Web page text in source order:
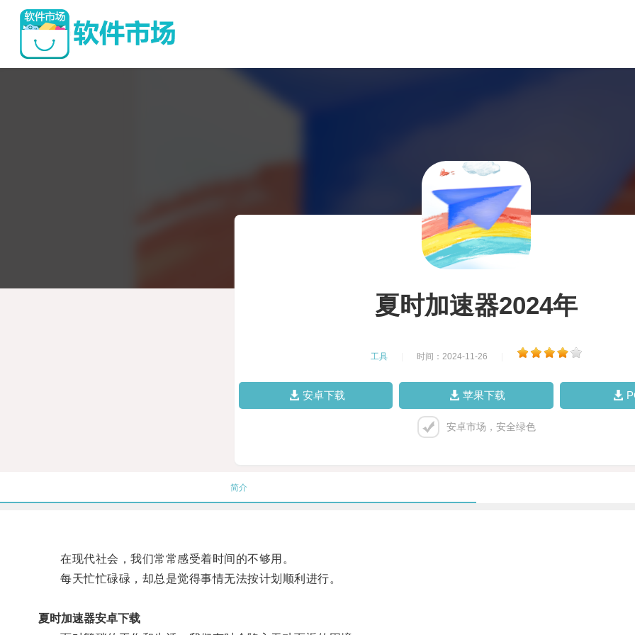
夏时加速器2024年
工具 时间：2024-11-26
安卓下载 苹果下载
安卓市场，安全绿色
简介
在现代社会，我们常常感受着时间的不够用。
每天忙忙碌碌，却总是觉得事情无法按计划顺利进行。
夏时加速器安卓下载